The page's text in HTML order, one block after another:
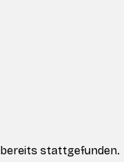
stattgefunden.